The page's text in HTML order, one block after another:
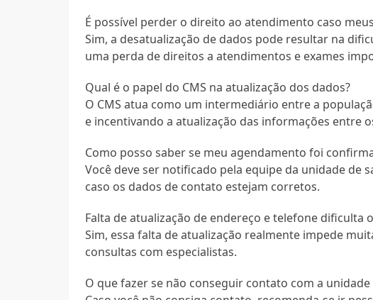
É possível perder o direito ao atendimento caso
Sim, a desatualização de dados pode resultar na
uma perda de direitos a atendimentos e exames
Qual é o papel do CMS na atualização dos dados?
O CMS atua como um intermediário entre a
e incentivando a atualização das informações entre
Como posso saber se meu agendamento foi
Você deve ser notificado pela equipe da unidade de
caso os dados de contato estejam corretos.
Falta de atualização de endereço e telefone dificulta
Sim, essa falta de atualização realmente impede
consultas com especialistas.
O que fazer se não conseguir contato com a unidade